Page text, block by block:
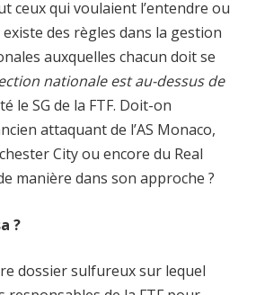
ceux qui voulaient l’entendre ou
existe des règles dans la gestion
auxquelles chacun doit se
nationale est au-dessus de
le SG de la FTF. Doit-on
attaquant de l’AS Monaco,
City ou encore du Real
manière dans son approche ?
?
dossier sulfureux sur lequel